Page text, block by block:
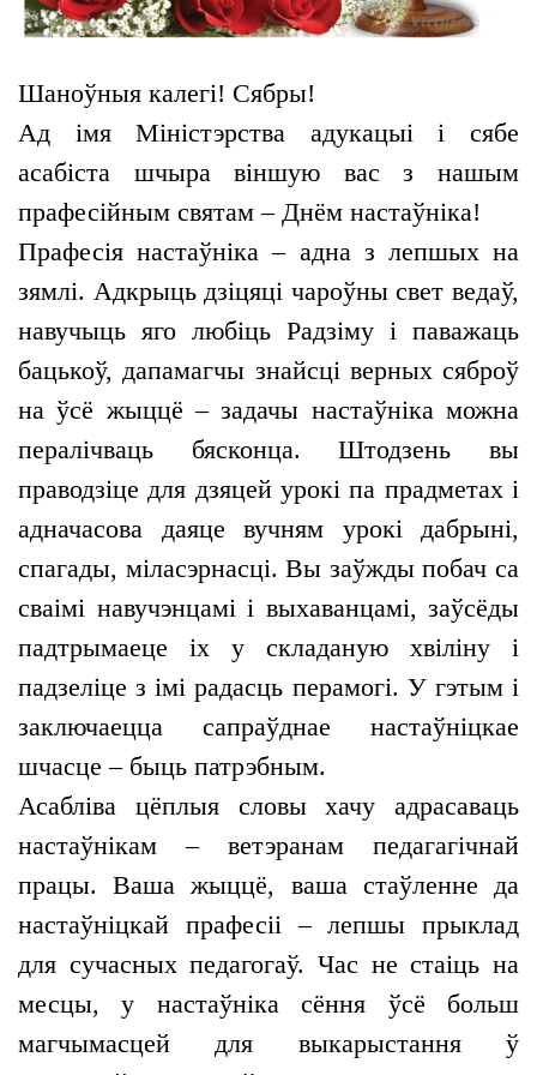
Шаноўныя калегі! Сябры!
Ад імя Міністэрства адукацыі і сябе
асабіста шчыра віншую вас з нашым
прафесійным святам – Днём настаўніка!
Прафесія настаўніка – адна з лепшых на
зямлі. Адкрыць дзіцяці чароўны свет ведаў,
навучыць яго любіць Радзіму і паважаць
бацькоў, дапамагчы знайсці верных сяброў
на ўсё жыццё – задачы настаўніка можна
пералічваць бясконца. Штодзень вы
праводзіце для дзяцей урокі па прадметах і
адначасова даяце вучням урокі дабрыні,
спагады, міласэрнасці. Вы заўжды побач са
сваімі навучэнцамі і выхаванцамі, заўсёды
падтрымаеце іх у складаную хвіліну і
падзеліце з імі радасць перамогі. У гэтым і
заключаецца сапраўднае настаўніцкае
шчасце – быць патрэбным.
Асабліва цёплыя словы хачу адрасаваць
настаўнікам – ветэранам педагагічнай
працы. Ваша жыццё, ваша стаўленне да
настаўніцкай прафесіі – лепшы прыклад
для сучасных педагогаў. Час не стаіць на
месцы, у настаўніка сёння ўсё больш
магчымасцей для выкарыстання ў